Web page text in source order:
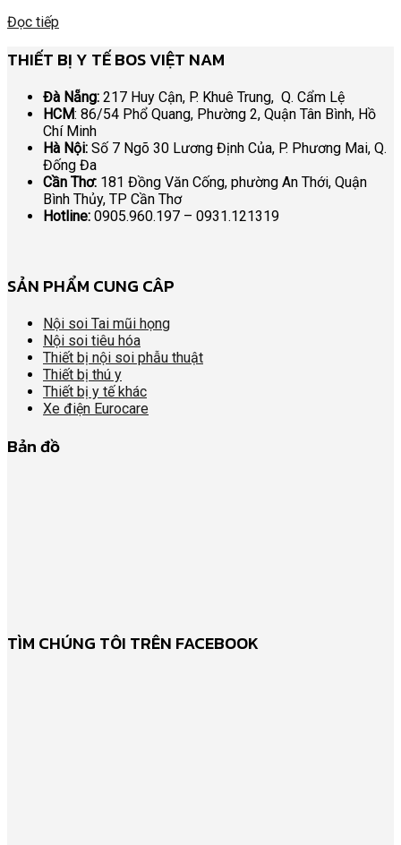
Đọc tiếp
THIẾT BỊ Y TẾ BOS VIỆT NAM
Đà Nẵng: 217 Huy Cận, P. Khuê Trung, Q. Cẩm Lệ
HCM: 86/54 Phổ Quang, Phường 2, Quận Tân Bình, Hồ
Chí Minh
Hà Nội: Số 7 Ngõ 30 Lương Định Của, P. Phương Mai, Q.
Đống Đa
Cần Thơ: 181 Đồng Văn Cống, phường An Thới, Quận
Bình Thủy, TP Cần Thơ
Hotline: 0905.960.197 – 0931.121319
SẢN PHẨM CUNG CÂP
Nội soi Tai mũi họng
Nội soi tiêu hóa
Thiết bị nội soi phẫu thuật
Thiết bị thú y
Thiết bị y tế khác
Xe điện Eurocare
Bản đồ
TÌM CHÚNG TÔI TRÊN FACEBOOK